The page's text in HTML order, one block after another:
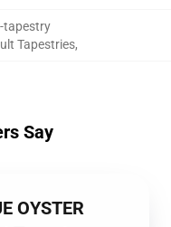
tapestry
Tapestries,
Say
OYSTER